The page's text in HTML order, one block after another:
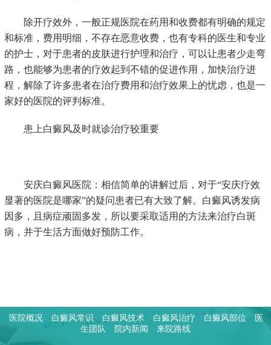
除开疗效外，一般正规医院在药用和收费都有明确的规定
和标准，费用明细，不存在恶意收费，也有专科的医生和专业
的护士，对于患者的皮肤进行护理和治疗，可以让患者少走弯
路，也能够为患者的疗效起到不错的促进作用，加快治疗进
程，解除了许多患者在治疗费用和治疗效果上的忧虑，也是一
家好的医院的评判标准。
患上白癜风及时就诊治疗较重要
安庆白癜风医院：相信简单的讲解过后，对于“安庆疗效
显著的医院是哪家”的疑问患者已有大致了解。白癜风诱发病
因多，且病症顽固多发，所以要采取适用的方法来治疗白斑
病，并于生活方面做好预防工作。
医院概况 白癜风常识 白癜风技术 白癜风治疗 白癜风部位
医
生团队
院内新闻 来院路线